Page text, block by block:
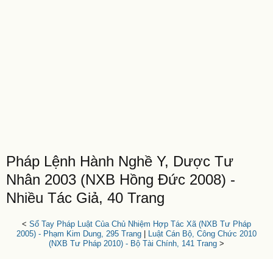
Pháp Lệnh Hành Nghề Y, Dược Tư
Nhân 2003 (NXB Hồng Đức 2008) -
Nhiều Tác Giả, 40 Trang
< Sổ Tay Pháp Luật Của Chủ Nhiệm Hợp Tác Xã (NXB Tư Pháp
2005) - Phạm Kim Dung, 295 Trang
Luật Cán Bộ, Công Chức 2010
(NXB Tư Pháp 2010) - Bộ Tài Chính, 141 Trang >